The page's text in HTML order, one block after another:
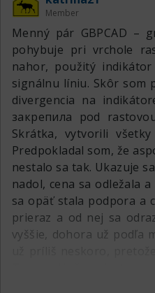
Member
Menný pár GBPCAD –
pohybuje pri vrchole
nahor, použitý
signálnu líniu. Skôr som
divergencia na
закрепила pod
Skrátka, vytvorili
Predpokladal som, že
nestalo sa tak. Ukazuje
nadol, cena sa odležala
sa opäť stala podpora a
prieraz a od nej sa
vyššie, dohora už podľa